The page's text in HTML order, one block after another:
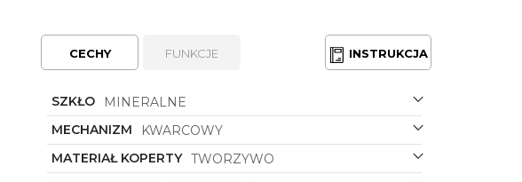
CECHY FUNKCJE INSTRUKCJA
SZKŁO
MINERALNE
MECHANIZM
KWARCOWY
MATERIAŁ KOPERTY TWORZYWO